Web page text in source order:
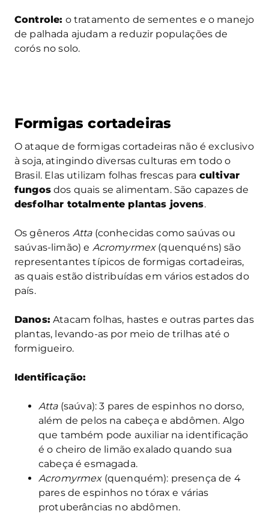
Controle: o tratamento de sementes e o manejo
de palhada ajudam a reduzir populações de
corós no solo.
Formigas cortadeiras
O ataque de formigas cortadeiras não é exclusivo
à soja, atingindo diversas culturas em todo o
Brasil. Elas utilizam folhas frescas para cultivar
fungosdos quais se alimentam. São capazes de
desfolhar totalmente plantas jovens.
Os gêneros Atta(conhecidas como saúvas ou
saúvas-limão) e Acromyrmex(quenquéns) são
representantes típicos de formigas cortadeiras,
as quais estão distribuídas em vários estados do
país.
Danos: Atacam folhas, hastes e outras partes das
plantas, levando-as por meio de trilhas até o
formigueiro.
Identificação:
Atta(saúva): 3 pares de espinhos no dorso,
além de pelos na cabeça e abdômen. Algo
que também pode auxiliar na identificação
é o cheiro de limão exalado quando sua
cabeça é esmagada.
Acromyrmex (quenquém): presença de 4
pares de espinhos no tórax e várias
protuberâncias no abdômen.